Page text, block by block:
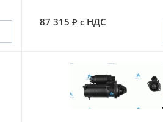
87 315 с НДС